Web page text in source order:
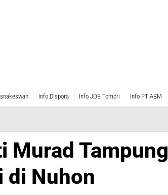
Info Dispora Info JOB Tomori Info PT ABM
Murad Tampung
di Nuhon